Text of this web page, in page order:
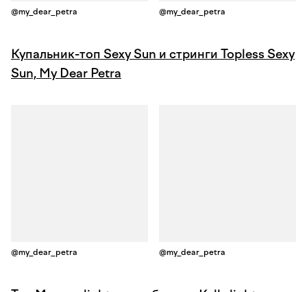
@my_dear_petra @my_dear_petra
Купальник-топ Sexy Sun и стринги Topless Sexy
Sun, My Dear Petra
@my_dear_petra @my_dear_petra